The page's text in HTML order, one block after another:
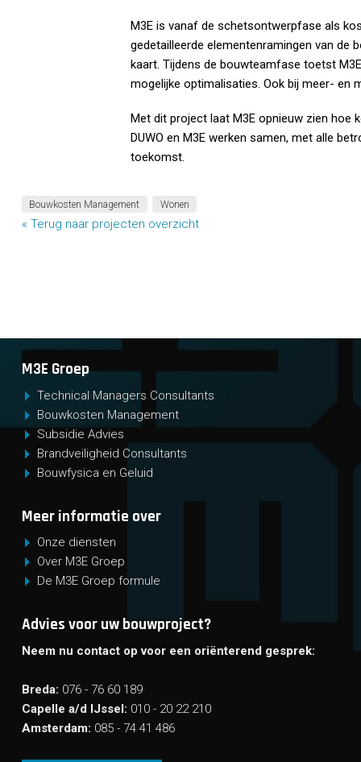
M3E is vanaf de schetsontwerpfase als
gedetailleerde elementenramingen van de
kaart. Tijdens de bouwteamfase toetst
mogelijke optimalisaties. Ook bij meer- en
Met dit project laat M3E opnieuw zien hoe
DUWO en M3E werken samen, met alle
toekomst.
Bouwkosten Management Wonen
« Terug naar projecten overzicht
M3E Groep
Technical Managers Consultants
Bouwkosten Management
Subsidie Advies
Brandveiligheid Consultants
Bouwfysica en Geluid
Meer informatie over
Onze diensten
Over M3E Groep
De M3E Groep formule
Advies voor uw bouwproject?
Neem nu contact op voor een oriënterend gesprek:
Breda: 076 - 76 60 189
Capelle a/d IJssel: 010 - 20 22 210
Amsterdam: 085 - 74 41 486